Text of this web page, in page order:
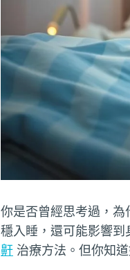
你是否曾經思考過，
穩入睡，還可能影響
鼾 治療方法。但你知